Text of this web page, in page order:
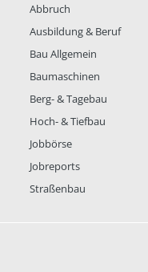
Abbruch
Ausbildung & Beruf
Bau Allgemein
Baumaschinen
Berg- & Tagebau
Hoch- & Tiefbau
Jobbörse
Jobreports
Straßenbau